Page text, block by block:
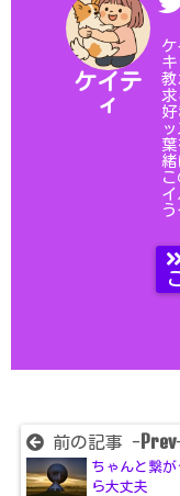
ケイテ
ィ
教
緒
前の記事 - Prev
ちゃんと繋が
ら大丈夫